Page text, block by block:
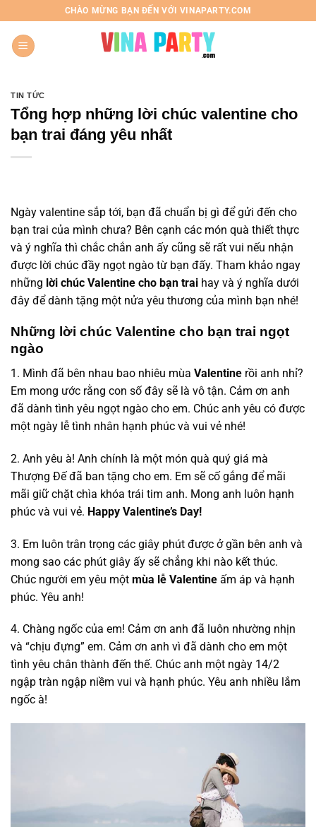
đến
nội
dung
CHÀO MỪNG BẠN ĐẾN VỚI VINAPARTY.COM
TIN TỨC
Tổng hợp những lời chúc valentine cho
bạn trai đáng yêu nhất
Ngày valentine sắp tới, bạn đã chuẩn bị gì để gửi đến cho
bạn trai của mình chưa? Bên cạnh các món quà thiết thực
và ý nghĩa thì chắc chắn anh ấy cũng sẽ rất vui nếu nhận
được lời chúc đầy ngọt ngào từ bạn đấy. Tham khảo ngay
những lời chúc Valentine cho bạn trai hay và ý nghĩa dưới
đây để dành tặng một nửa yêu thương của mình bạn nhé!
Những lời chúc Valentine cho bạn trai ngọt
ngào
1. Mình đã bên nhau bao nhiêu mùa Valentine rồi anh nhỉ?
Em mong ước rằng con số đây sẽ là vô tận. Cảm ơn anh
đã dành tình yêu ngọt ngào cho em. Chúc anh yêu có được
một ngày lễ tình nhân hạnh phúc và vui vẻ nhé!
2. Anh yêu à! Anh chính là một món quà quý giá mà
Thượng Đế đã ban tặng cho em. Em sẽ cố gắng để mãi
mãi giữ chặt chìa khóa trái tim anh. Mong anh luôn hạnh
phúc và vui vẻ. Happy Valentine’s Day!
3. Em luôn trân trọng các giây phút được ở gần bên anh và
mong sao các phút giây ấy sẽ chẳng khi nào kết thúc.
Chúc người em yêu một mùa lễ Valentine ấm áp và hạnh
phúc. Yêu anh!
4. Chàng ngốc của em! Cảm ơn anh đã luôn nhường nhịn
và “chịu đựng” em. Cảm ơn anh vì đã dành cho em một
tình yêu chân thành đến thế. Chúc anh một ngày 14/2
ngập tràn ngập niềm vui và hạnh phúc. Yêu anh nhiều lắm
ngốc à!